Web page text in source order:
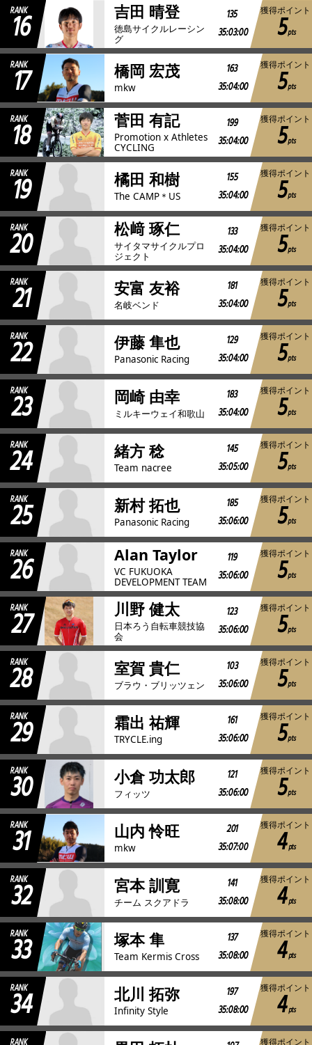
RANK
16 吉田 晴登
徳島サイクルレーシン
グ
135
35:03:00
獲得ポイント
5pts
RANK
17 橋岡 宏茂
mkw
163
35:04:00
獲得ポイント
5pts
RANK
18 菅田 有記
Promotion x Athletes
CYCLING
199
35:04:00
獲得ポイント
5pts
RANK
19 橘田 和樹
The CAMP＊US
155
35:04:00
獲得ポイント
5pts
RANK
20 松﨑 琢仁
サイタマサイクルプロ
ジェクト
133
35:04:00
獲得ポイント
5pts
RANK
21 安富 友裕
名岐ベンド
181
35:04:00
獲得ポイント
5pts
RANK
22 伊藤 隼也
Panasonic Racing
129
35:04:00
獲得ポイント
5pts
RANK
23 岡崎 由幸
ミルキーウェイ和歌山
183
35:04:00
獲得ポイント
5pts
RANK
24 緒方 稔
Team nacree
145
35:05:00
獲得ポイント
5pts
RANK
25 新村 拓也
Panasonic Racing
185
35:06:00
獲得ポイント
5pts
RANK
26 Alan Taylor
VC FUKUOKA
DEVELOPMENT TEAM
119
35:06:00
獲得ポイント
5pts
RANK
27 川野 健太
日本ろう自転車競技協
会
123
35:06:00
獲得ポイント
5pts
RANK
28 室賀 貴仁
ブラウ・ブリッツェン
103
35:06:00
獲得ポイント
5pts
RANK
29 霜出 祐輝
TRYCLE.ing
161
35:06:00
獲得ポイント
5pts
RANK
30 小倉 功太郎
フィッツ
121
35:06:00
獲得ポイント
5pts
RANK
31 山内 怜旺
mkw
201
35:07:00
獲得ポイント
4 pts
RANK
32 宮本 訓寛
チーム スクアドラ
141
35:08:00
獲得ポイント
4 pts
RANK
33 塚本 隼
Team Kermis Cross
137
35:08:00
獲得ポイント
4 pts
RANK
34 北川 拓弥
Infinity Style
197
35:08:00
獲得ポイント
4 pts
獲得ポイント